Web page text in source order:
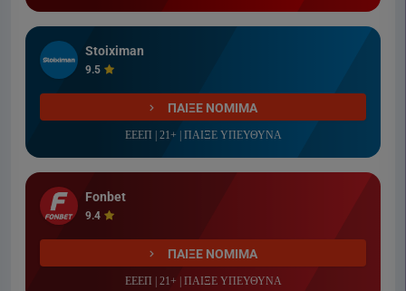
Stoiximan
9.5
ΠΑΙΞΕ ΝΟΜΙΜΑ
ΕΕΕΠ | 21+ | ΠΑΙΞΕ ΥΠΕΥΘΥΝΑ
Fonbet
9.4
ΠΑΙΞΕ ΝΟΜΙΜΑ
ΕΕΕΠ | 21+ | ΠΑΙΞΕ ΥΠΕΥΘΥΝΑ